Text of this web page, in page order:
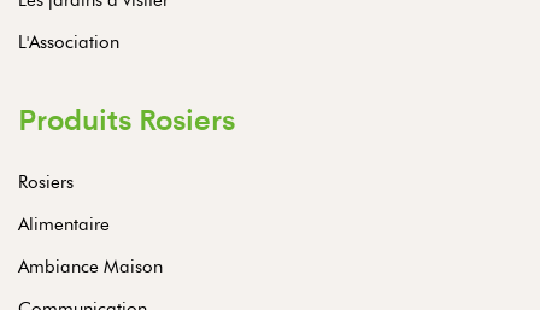
L'Association
Produits Rosiers
Rosiers
Alimentaire
Ambiance Maison